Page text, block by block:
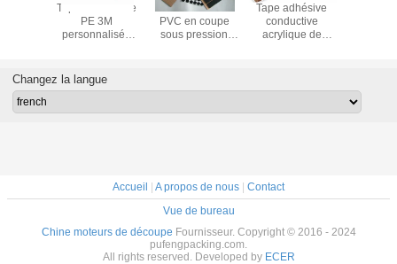
Tape en mousse
PE 3M
personnalisée
sonore élevée et
une excellente
chocs
Autocollant en
PVC en coupe
sous pression
étiquettes
mesure
Tape adhésive
conductive
acrylique de
3M1181
découpe
Changez la langue
Accueil | A propos de nous | Contact
Vue de bureau
Chine moteurs de découpe Fournisseur. Copyright © 2016 - 2024
pufengpacking.com.
All rights reserved. Developed by ECER